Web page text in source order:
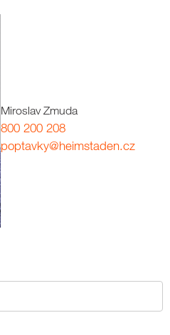
Miroslav Zmuda
800 200 208
poptavky@heimstaden.cz